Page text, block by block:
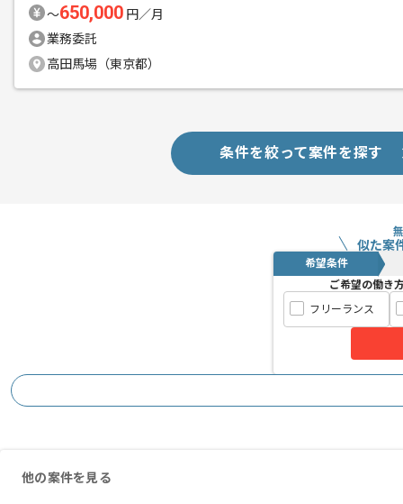
〜650,000 円／月
業務委託
高田馬場（東京都）
条件を絞って案件を探す
似た案
希望条件
ご希望の働き
フリーランス
他の案件を見る